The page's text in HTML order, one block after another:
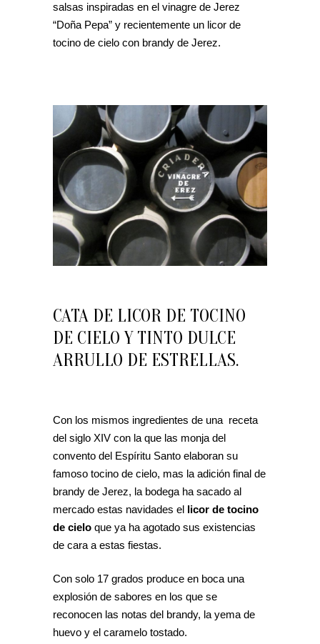
salsas inspiradas en el vinagre de Jerez
“Doña Pepa” y recientemente un licor de
tocino de cielo con brandy de Jerez.
CATA DE LICOR DE TOCINO
DE CIELO Y TINTO DULCE
ARRULLO DE ESTRELLAS.
Con los mismos ingredientes de una receta
del siglo XIV con la que las monja del
convento del Espíritu Santo elaboran su
famoso tocino de cielo, mas la adición final de
brandy de Jerez, la bodega ha sacado al
mercado estas navidades el licor de tocino
de cielo que ya ha agotado sus existencias
de cara a estas fiestas.
Con solo 17 grados produce en boca una
explosión de sabores en los que se
reconocen las notas del brandy, la yema de
huevo y el caramelo tostado.